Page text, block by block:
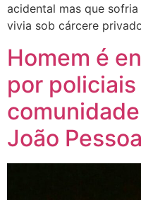
acidental mas que
vivia sob cárcere
Homem é
por
João Pessoa